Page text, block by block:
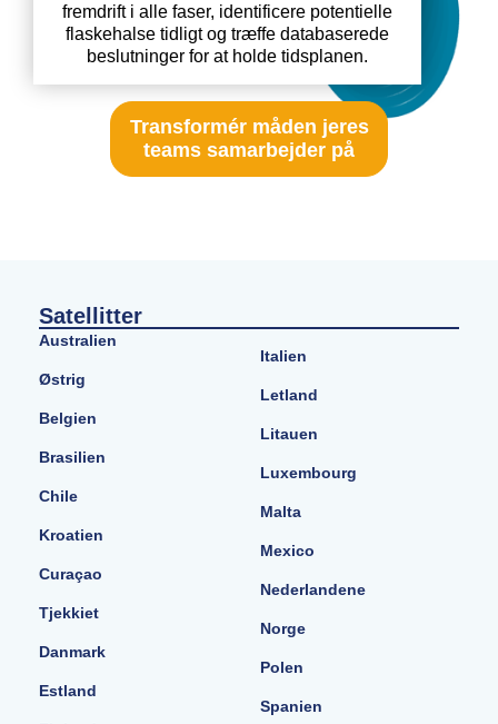
fremdrift i alle faser, identificere potentielle
flaskehalse tidligt og træffe databaserede
beslutninger for at holde tidsplanen.
Transformér måden jeres
teams samarbejder på
Satellitter
Australien
Østrig
Belgien
Brasilien
Chile
Kroatien
Curaçao
Tjekkiet
Danmark
Estland
Italien
Letland
Litauen
Luxembourg
Malta
Mexico
Nederlandene
Norge
Polen
Spanien